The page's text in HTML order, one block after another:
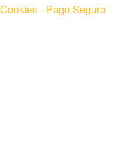
Cookies · Pago Seguro